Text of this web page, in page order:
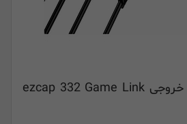
پورت های ورودی و خروجی ezcap 332 Game Link